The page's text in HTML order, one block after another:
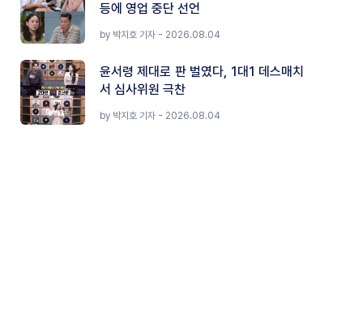
등에 영업 중단 선언
by 박지호 기자 - 2026.08.04
윤서령 제대로 판 벌였다, 1대1 데스매치
서 심사위원 극찬
by 박지호 기자 - 2026.08.04